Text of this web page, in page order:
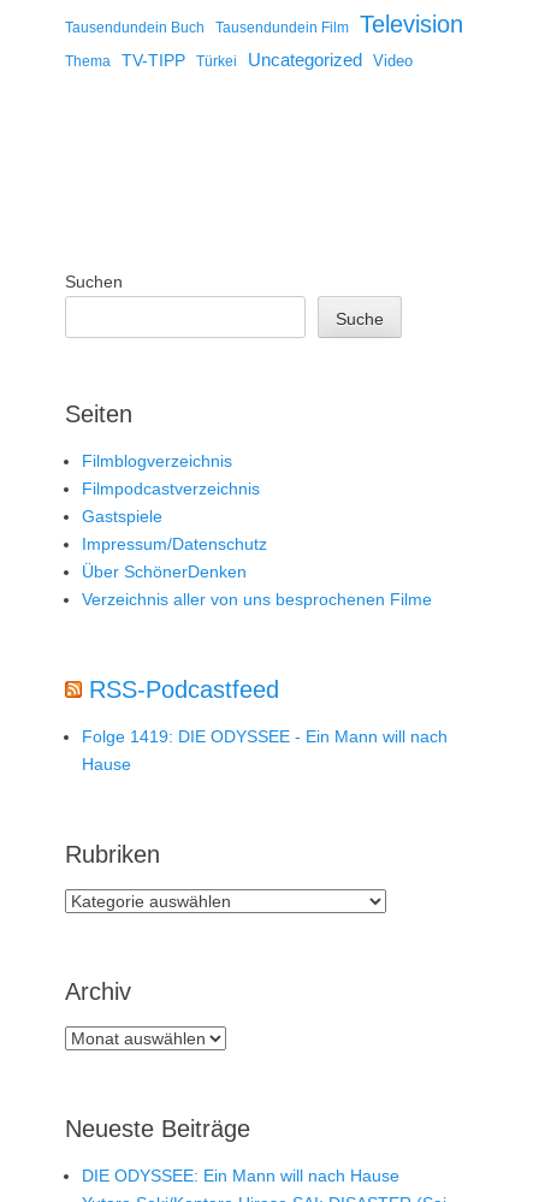
Tausendundein Buch Tausendundein Film Television
Thema TV-TIPP Türkei Uncategorized Video
Suchen
Suche
Seiten
Filmblogverzeichnis
Filmpodcastverzeichnis
Gastspiele
Impressum/Datenschutz
Über SchönerDenken
Verzeichnis aller von uns besprochenen Filme
RSS-Podcastfeed
Folge 1419: DIE ODYSSEE - Ein Mann will nach
Hause
Rubriken
Rubriken
Archiv
Archiv
Neueste Beiträge
DIE ODYSSEE: Ein Mann will nach Hause